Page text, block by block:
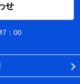
せ
：00